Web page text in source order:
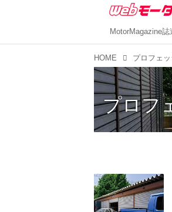
MotorMagazine誌
HOME プロフェ
プロフ